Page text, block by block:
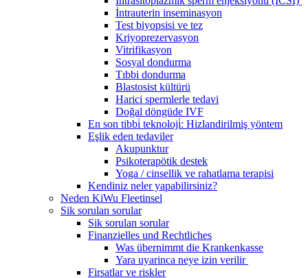
İntrauterin inseminasyon
Test biyopsisi ve tez
Kriyoprezervasyon
Vitrifikasyon
Sosyal dondurma
Tıbbi dondurma
Blastosist kültürü
Harici spermlerle tedavi
Doğal döngüde IVF
En son tibbi̇ teknoloji̇: Hizlandirilmiş yöntem
Eşlik eden tedaviler
Akupunktur
Psikoterapötik destek
Yoga / cinsellik ve rahatlama terapisi
Kendiniz neler yapabilirsiniz?
Neden KiWu Fleetinsel
Sik sorulan sorular
Sik sorulan sorular
Finanzielles und Rechtliches
Was übernimmt die Krankenkasse
Yara uyarinca neye izin verilir
Firsatlar ve riskler